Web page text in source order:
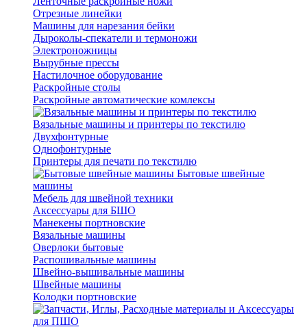
Отрезные линейки
Машины для нарезания бейки
Дыроколы-спекатели и термоножи
Электроножницы
Вырубные прессы
Настилочное оборудование
Раскройные столы
Раскройные автоматические комлексы
Вязальные машины и принтеры по текстилю
Двухфонтурные
Однофонтурные
Принтеры для печати по текстилю
Бытовые швейные
машины
Мебель для швейной техники
Аксессуары для БШО
Манекены портновские
Вязальные машины
Оверлоки бытовые
Распошивальные машины
Швейно-вышивальные машины
Швейные машины
Колодки портновские